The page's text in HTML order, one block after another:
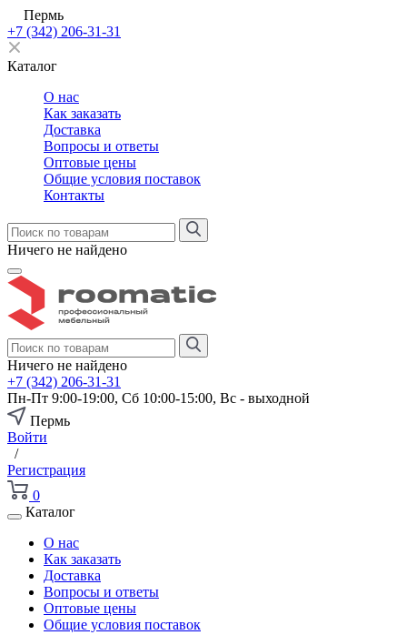
Пермь
+7 (342) 206-31-31
Каталог
О нас
Как заказать
Доставка
Вопросы и ответы
Оптовые цены
Общие условия поставок
Контакты
Ничего не найдено
Ничего не найдено
+7 (342) 206-31-31
Пн-Пт 9:00-19:00, Сб 10:00-15:00, Вс - выходной
Пермь
Войти
/
Регистрация
0
Каталог
О нас
Как заказать
Доставка
Вопросы и ответы
Оптовые цены
Общие условия поставок